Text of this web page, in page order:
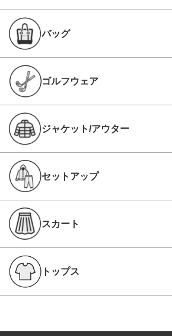
バッグ
ゴルフウェア
ジャケット/アウター
セットアップ
スカート
トップス